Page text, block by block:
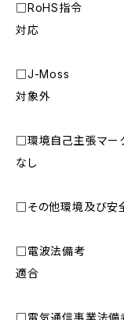
□RoHS指令
対応
□J-Moss
対象外
□環境自己主張マー
なし
□その他環境及び安
□電波法備考
適合
□電気通信事業法備